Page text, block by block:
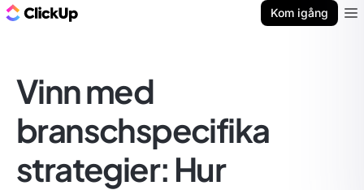
Kom igång
Vinn med
branschspecifika
strategier: Hur